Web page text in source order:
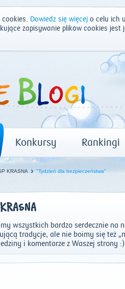
Dowiedz się więcej o celu ich
zapisywanie plików cookies
Konkursy Rankingi
KRASNA "Tydzień dla bezpieczeństwa"
wszystkich bardzo serdecznie na
tradycje, ale nie boimy się też
i komentarze z Waszej strony